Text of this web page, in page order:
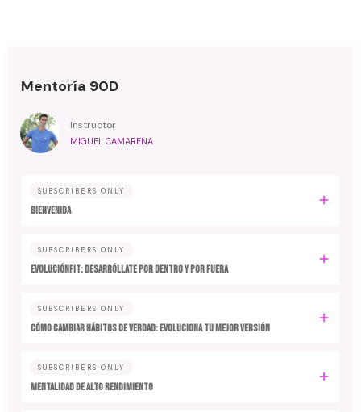
Mentoría 90D
Instructor
MIGUEL CAMARENA
SUBSCRIBERS ONLY
BIENVENIDA
SUBSCRIBERS ONLY
EvoluciónFit: desarróllate por dentro y por fuera
SUBSCRIBERS ONLY
Cómo cambiar hábitos de verdad: evoluciona tu mejor versión
SUBSCRIBERS ONLY
MENTALIDAD DE ALTO RENDIMIENTO